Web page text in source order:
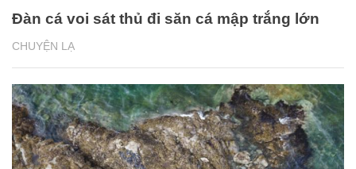
CHUYỆN LẠ
Đàn cá voi sát thủ đi săn cá mập trắng lớn